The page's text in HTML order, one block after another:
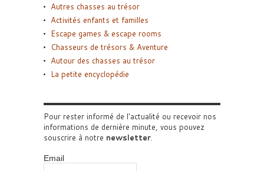
Autres chasses au trésor
Activités enfants et familles
Escape games & escape rooms
Chasseurs de trésors & Aventure
Autour des chasses au trésor
La petite encyclopédie
Pour rester informé de l'actualité ou recevoir nos
informations de dernière minute, vous pouvez
souscrire à notre newsletter.
Email